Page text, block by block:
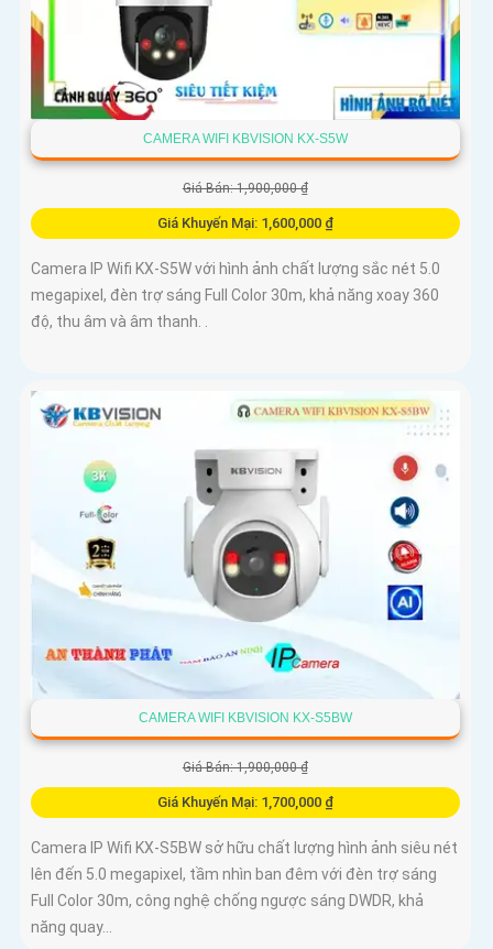
CAMERA WIFI KBVISION KX-S5W
Giá Bán: 1,900,000 ₫
Giá Khuyến Mại: 1,600,000 ₫
Camera IP Wifi KX-S5W với hình ảnh chất lượng sắc nét 5.0
megapixel, đèn trợ sáng Full Color 30m, khả năng xoay 360
độ, thu âm và âm thanh. .
CAMERA WIFI KBVISION KX-S5BW
Giá Bán: 1,900,000 ₫
Giá Khuyến Mại: 1,700,000 ₫
Camera IP Wifi KX-S5BW sở hữu chất lượng hình ảnh siêu nét
lên đến 5.0 megapixel, tầm nhìn ban đêm với đèn trợ sáng
Full Color 30m, công nghệ chống ngược sáng DWDR, khả
năng quay...